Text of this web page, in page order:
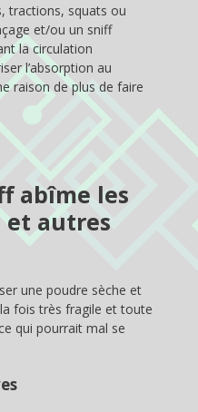
tractions, squats ou
et/ou un sniff
la circulation
l’absorption au
raison de plus de faire
abîme les
et autres
une poudre sèche et
fois très fragile et toute
qui pourrait mal se